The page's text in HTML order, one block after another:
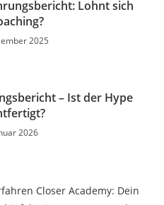
Lohnt sich
2025
– Ist der Hype
2026